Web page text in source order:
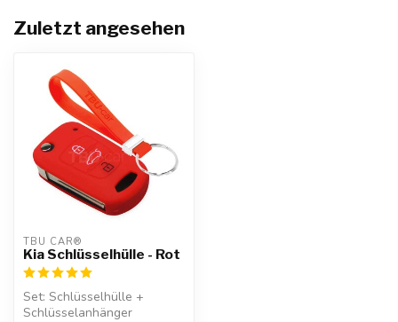
Zuletzt angesehen
TBU CAR®
Kia Schlüsselhülle - Rot
Set: Schlüsselhülle +
Schlüsselanhänger